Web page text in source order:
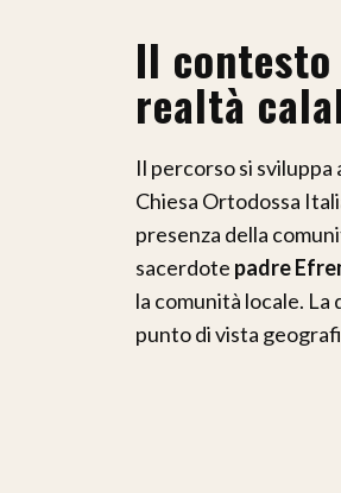
Il
realtà
Il percorso si
Chiesa Ortodossa
presenza della
sacerdote padre
la comunità locale.
punto di vista